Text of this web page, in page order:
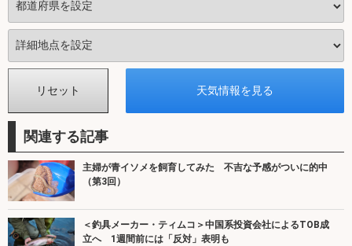
関連する記事
主婦が青イソメを飼育してみた 不吉な予感がついに的中
（第3回）
＜釣具メーカー・ティムコ＞中国系投資会社によるTOB成
立へ 1週間前には「反対」表明も